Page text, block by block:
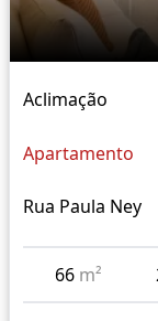
Aclimação
Apartamento
Rua Paula Ney
66 m²